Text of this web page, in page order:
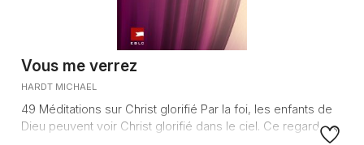
Vous me verrez
HARDT MICHAEL
49 Méditations sur Christ glorifié Par la foi, les enfants de
Dieu peuvent voir Christ glorifié dans le ciel. Ce regard...